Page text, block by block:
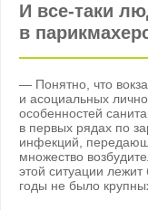
И все-таки
в
— Понятно, что
и асоциальных
особенностей
в первых рядах по
инфекций,
множество
этой ситуации
годы не было